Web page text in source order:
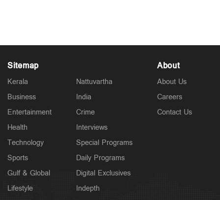
Sitemap
Kerala
Business
Entertainment
Health
Technology
Sports
Gulf & Global
Lifestyle
Nattuvartha
India
Crime
Interviews
Special Programs
Daily Programs
Digital Exclusives
Indepth
About
About Us
Careers
Contact Us